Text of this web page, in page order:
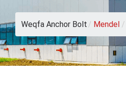
/
Mendel
/
Weqfa Anchor Bolt